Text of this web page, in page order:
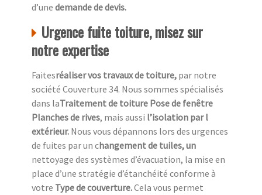
d’une demande de devis.
Urgence fuite toiture, misez sur
notre expertise
Faitesréaliser vos travaux de toiture, par notre
société Couverture 34. Nous sommes spécialisés
dans laTraitement de toiture Pose de fenêtre
Planches de rives, mais aussi l’isolation par l
extérieur. Nous vous dépannons lors des urgences
de fuites par un changement de tuiles, un
nettoyage des systèmes d’évacuation, la mise en
place d’une stratégie d’étanchéité conforme à
votre Type de couverture.Cela vous permet